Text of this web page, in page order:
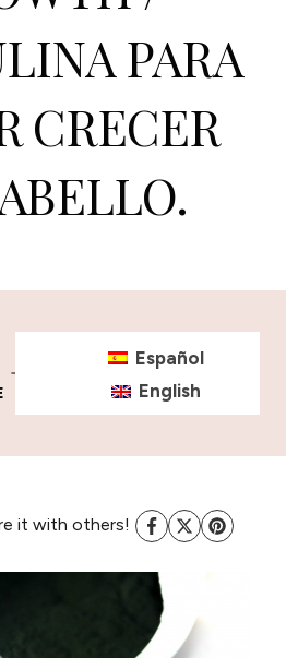
PARA
CRECER
Español
English
it with others!